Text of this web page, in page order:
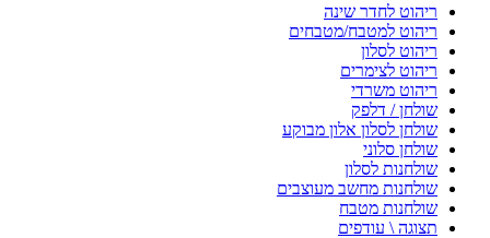
ריהוט לחדר שינה
ריהוט למטבח/מטבחים
ריהוט לסלון
ריהוט לצימרים
ריהוט משרדי
שולחן / דלפק
שולחן לסלון אלון מבוקע
שולחן סלוני
שולחנות לסלון
שולחנות מחשב מעוצבים
שולחנות מטבח
תצוגה \ עודפים